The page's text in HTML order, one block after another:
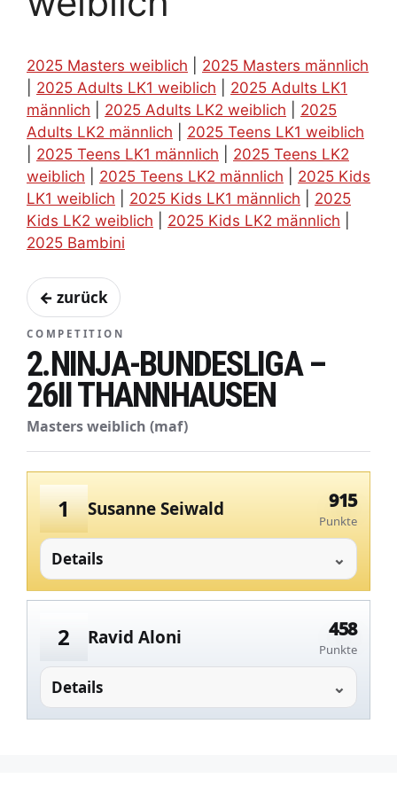
2025 Masters weiblich
2025 Masters männlich
2025 Adults LK1 weiblich
2025 Adults LK1
männlich
2025 Adults LK2 weiblich
2025
Adults LK2 männlich
2025 Teens LK1 weiblich
2025 Teens LK1 männlich
2025 Teens LK2
weiblich
2025 Teens LK2 männlich
2025 Kids
LK1 weiblich
2025 Kids LK1 männlich
2025
Kids LK2 weiblich
2025 Kids LK2 männlich
2025 Bambini
← zurück
COMPETITION
2.NINJA-BUNDESLIGA –
26II THANNHAUSEN
Masters weiblich (maf)
1 Susanne Seiwald 915
Punkte
Details
2 Ravid Aloni 458
Punkte
Details